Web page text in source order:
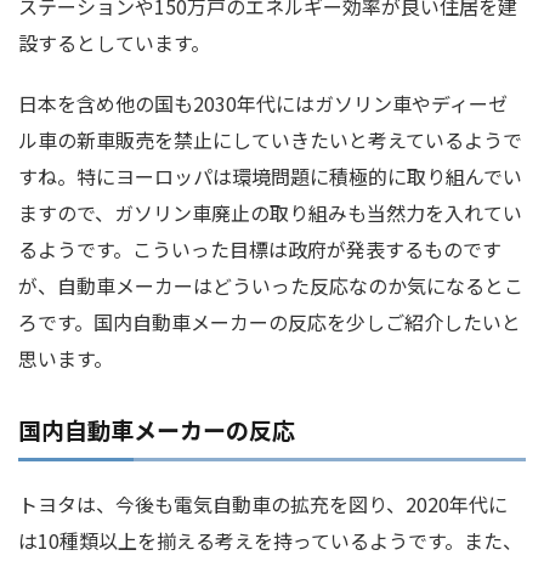
ステーションや150万戸のエネルギー効率が良い住居を建
設するとしています。
日本を含め他の国も2030年代にはガソリン車やディーゼ
ル車の新車販売を禁止にしていきたいと考えているようで
すね。特にヨーロッパは環境問題に積極的に取り組んでい
ますので、ガソリン車廃止の取り組みも当然力を入れてい
るようです。こういった目標は政府が発表するものです
が、自動車メーカーはどういった反応なのか気になるとこ
ろです。国内自動車メーカーの反応を少しご紹介したいと
思います。
国内自動車メーカーの反応
トヨタは、今後も電気自動車の拡充を図り、2020年代に
は10種類以上を揃える考えを持っているようです。また、